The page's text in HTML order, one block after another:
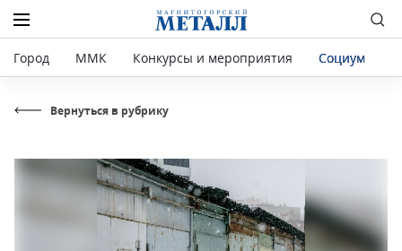
Город ММК Конкурсы и мероприятия Социум
Вернуться в рубрику